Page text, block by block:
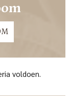
voldoen.